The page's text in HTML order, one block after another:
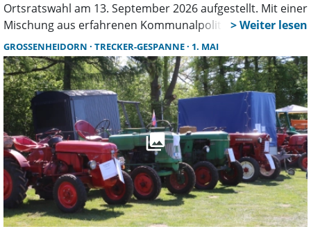
Ortsratswahl am 13. September 2026 aufgestellt. Mit einer
Mischung aus erfahrenen Kommunalpolitikern und
neuen, teils parteilosen Kandidaten tritt erneut Martin
Ehlerding als Ortsbürgermeisterkandidat an.
GROSSENHEIDORN TRECKER-GESPANNE 1. MAI